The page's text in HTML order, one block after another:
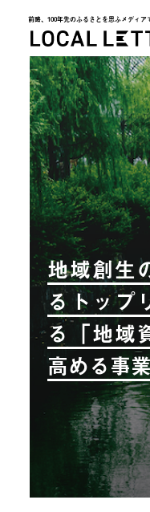
前略、100年先のふるさとを思ふメディア
LOCAL LETTER
地域創生
るトップ
る「地域
高める事